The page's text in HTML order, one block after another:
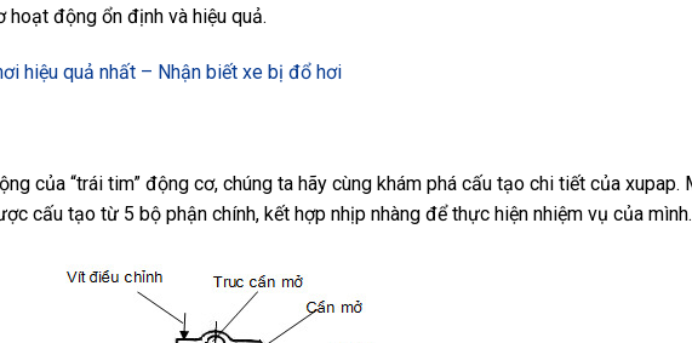
động ổn định và hiệu quả.
hiệu quả nhất – Nhận biết xe bị đổ hơi
của “trái tim” động cơ, chúng ta hãy cùng khám phá cấu tạo chi tiết của xupap.
cấu tạo từ 5 bộ phận chính, kết hợp nhịp nhàng để thực hiện nhiệm vụ của mình.